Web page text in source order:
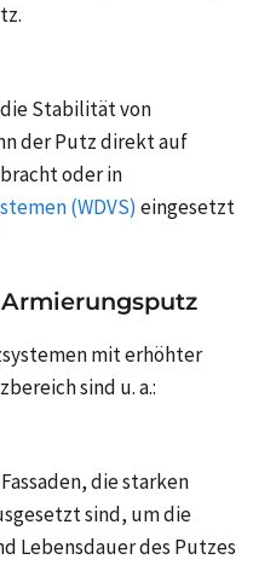
Stabilität von
der Putz direkt auf
oder in
(WDVS) eingesetzt
mit erhöhter
sind u. a.:
die starken
sind, um die
Lebensdauer des Putzes